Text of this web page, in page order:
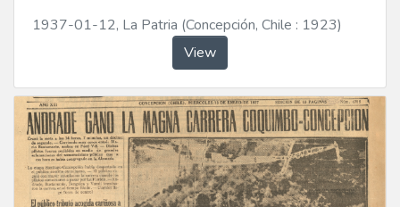
1937-01-12, La Patria (Concepción, Chile : 1923)
View